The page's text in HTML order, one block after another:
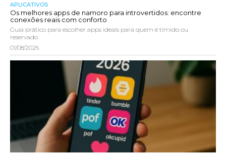
APLICATIVOS
Os melhores apps de namoro para introvertidos: encontre
conexões reais com conforto
Guia prático para escolher apps ideais para quem é tímido ou
reservado
01/08/2026